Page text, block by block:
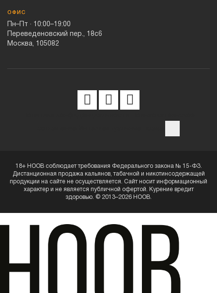
ОФИС
Пн–Пт · 10:00–19:00
Переведеновский пер., 18с6
Москва, 105082
18+ HOOB соблюдает требования Федерального закона № 15-ФЗ.
Дистанционная продажа кальянов, табачной и никотинсодержащей
продукции на сайте не осуществляется. Сайт носит информационный
характер и не является публичной офертой. Курение вредит
здоровью. © 2013–2026 HOOB.